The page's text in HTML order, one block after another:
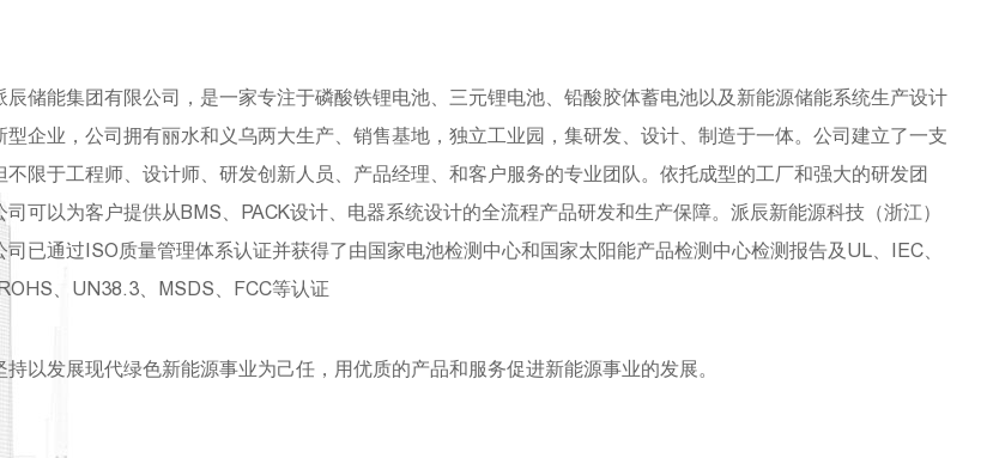
辰储能集团有限公司，是一家专注于磷酸铁锂电池、三元锂电池、铅酸胶体蓄电池以及新能源储能系统生产设计
型企业，公司拥有丽水和义乌两大生产、销售基地，独立工业园，集研发、设计、制造于一体。公司建立了一支
不限于工程师、设计师、研发创新人员、产品经理、和客户服务的专业团队。依托成型的工厂和强大的研发团
司可以为客户提供从BMS、PACK设计、电器系统设计的全流程产品研发和生产保障。派辰新能源科技（浙江）
司已通过ISO质量管理体系认证并获得了由国家电池检测中心和国家太阳能产品检测中心检测报告及UL、IEC、
、UN38.3、MSDS、FCC等认证
持以发展现代绿色新能源事业为己任，用优质的产品和服务促进新能源事业的发展。